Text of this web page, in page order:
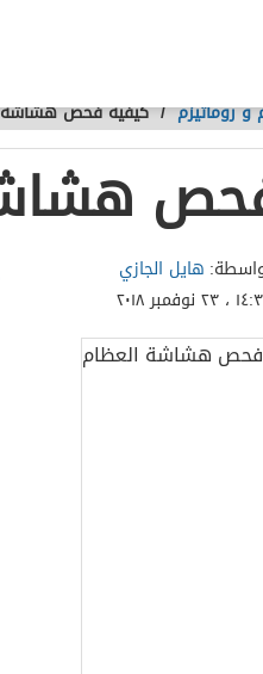
روماتيزم /كيفية فحص هشاشة
هايل الجازي
نوفمبر ٢٠١٨